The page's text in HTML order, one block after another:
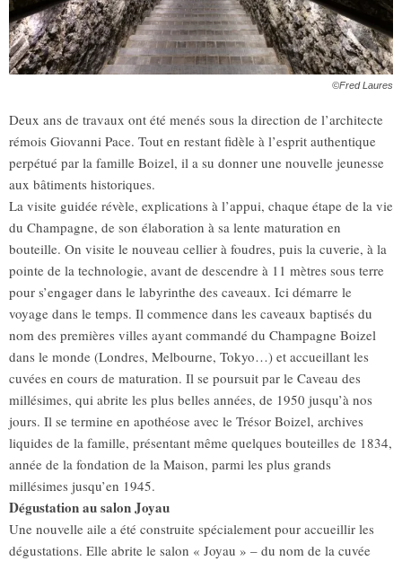
©Fred Laures
Deux ans de travaux ont été menés sous la direction de l’architecte
rémois Giovanni Pace. Tout en restant fidèle à l’esprit authentique
perpétué par la famille Boizel, il a su donner une nouvelle jeunesse
aux bâtiments historiques.
La visite guidée révèle, explications à l’appui, chaque étape de la vie
du Champagne, de son élaboration à sa lente maturation en
bouteille. On visite le nouveau cellier à foudres, puis la cuverie, à la
pointe de la technologie, avant de descendre à 11 mètres sous terre
pour s’engager dans le labyrinthe des caveaux. Ici démarre le
voyage dans le temps. Il commence dans les caveaux baptisés du
nom des premières villes ayant commandé du Champagne Boizel
dans le monde (Londres, Melbourne, Tokyo…) et accueillant les
cuvées en cours de maturation. Il se poursuit par le Caveau des
millésimes, qui abrite les plus belles années, de 1950 jusqu’à nos
jours. Il se termine en apothéose avec le Trésor Boizel, archives
liquides de la famille, présentant même quelques bouteilles de 1834,
année de la fondation de la Maison, parmi les plus grands
millésimes jusqu’en 1945.
Dégustation au salon Joyau
Une nouvelle aile a été construite spécialement pour accueillir les
dégustations. Elle abrite le salon « Joyau » – du nom de la cuvée